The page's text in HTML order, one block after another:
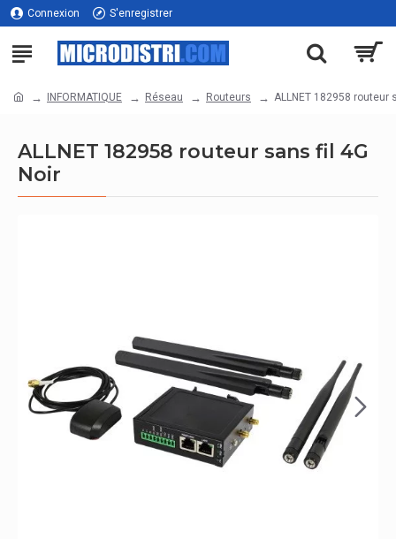
Connexion S'enregistrer
INFORMATIQUE Réseau Routeurs ALLNET 182958 routeur
ALLNET 182958 routeur sans fil 4G
Noir